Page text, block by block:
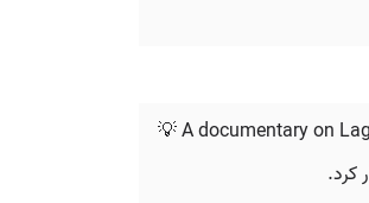
💡 A documentary on
کرد.